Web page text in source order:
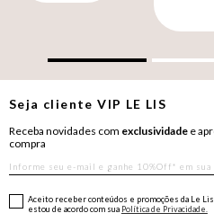
Seja clienteVIP LE LIS
Receba novidades com exclusividade e
compra
Aceito receber conteúdos e promoções da Le
estou de acordo com sua Política de Privacidade.